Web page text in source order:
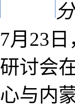
7月23
研讨会
心与内